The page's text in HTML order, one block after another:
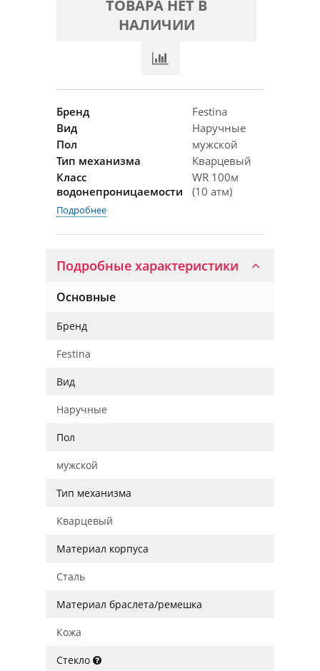
ТОВАРА НЕТ В
НАЛИЧИИ
Бренд
Festina
Вид
Наручные
Пол
мужской
Тип механизма
Кварцевый
Класс
водонепроницаемости
WR 100м
(10 атм)
Подробнее
Подробные характеристики
Основные
Бренд
Festina
Вид
Наручные
Пол
мужской
Тип механизма
Кварцевый
Материал корпуса
Сталь
Материал браслета/ремешка
Кожа
Стекло